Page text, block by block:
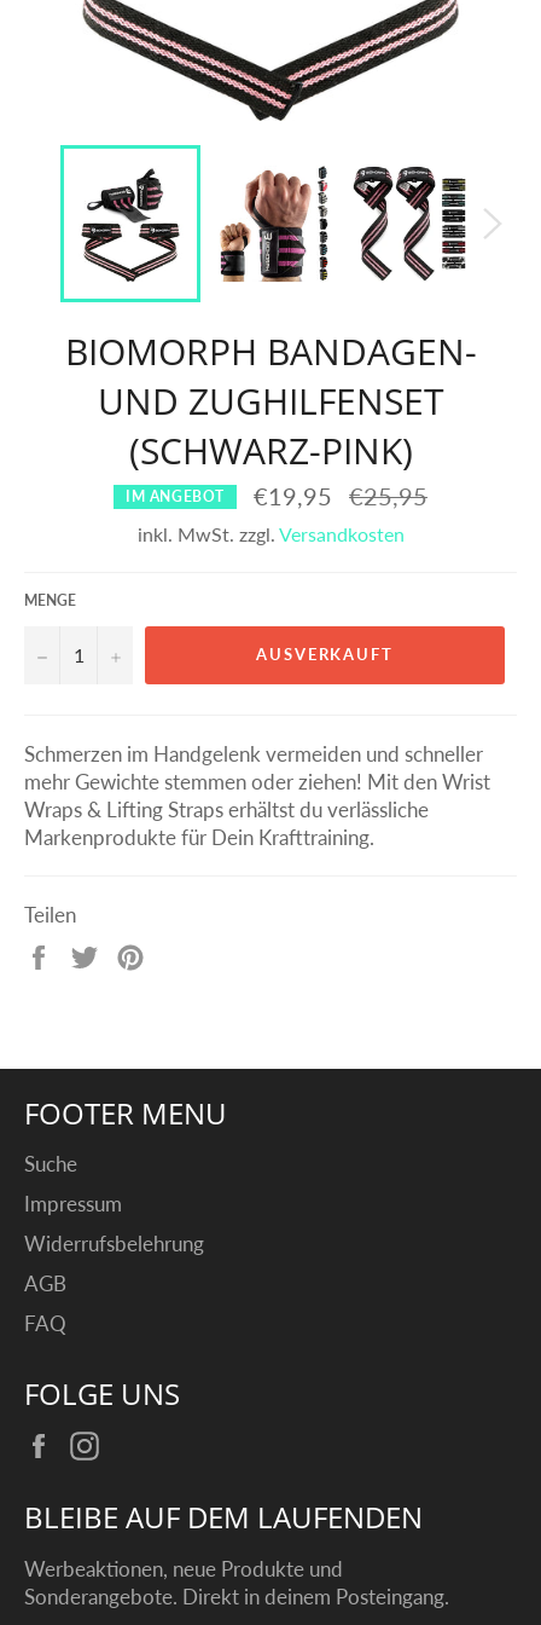
BIOMORPH BANDAGEN-
UND ZUGHILFENSET
(SCHWARZ-PINK)
IM ANGEBOT €19,95
Normaler
Preis
€25,95
inkl. MwSt. zzgl. Versandkosten
MENGE
− + AUSVERKAUFT
Schmerzen im Handgelenk vermeiden und schneller
mehr Gewichte stemmen oder ziehen! Mit den Wrist
Wraps & Lifting Straps erhältst du verlässliche
Markenprodukte für Dein Krafttraining.
Teilen
Auf
Auf
FOOTER MENU
Suche
Impressum
Widerrufsbelehrung
AGB
FAQ
FOLGE UNS
Facebook
BLEIBE AUF DEM LAUFENDEN
Werbeaktionen, neue Produkte und
Sonderangebote. Direkt in deinem Posteingang.